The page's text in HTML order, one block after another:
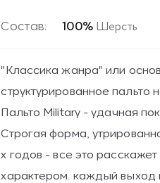
Состав: 100%Шерсть
"Классика жанра" или
структурированное пальто
Пальто Military - удачная
Строгая форма,
х годов - все это
характером. каждый выход